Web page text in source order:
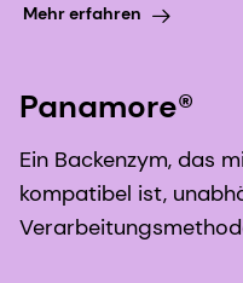
Mehr erfahren
Panamore®
Ein Backenzym, das
kompatibel ist,